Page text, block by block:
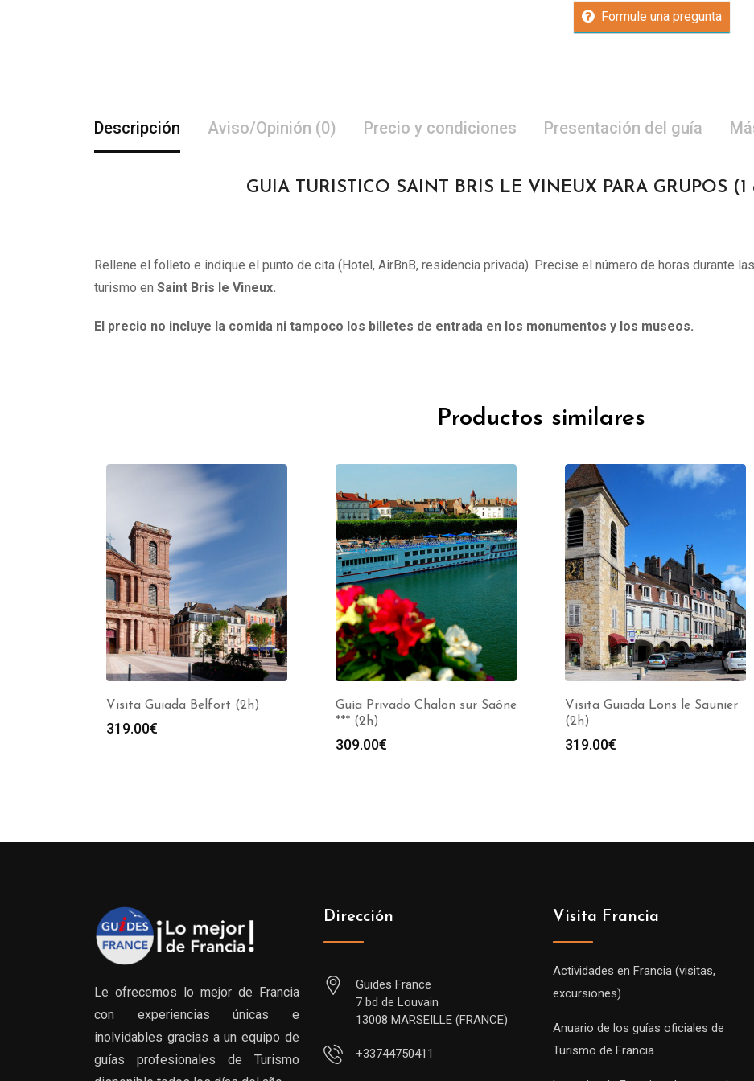
Formule una pregunta
Descripción Aviso/Opinión (0) Precio y condiciones Presentación del guía
GUIA TURISTICO SAINT BRIS LE VINEUX PARA GRUPOS
Rellene el folleto e indique el punto de cita (Hotel, AirBnB, residencia privada). Precise el número de horas durante
turismo en Saint Bris le Vineux.
El precio no incluye la comida ni tampoco los billetes de entrada en los monumentos y los museos.
Productos similares
Visita Guiada Belfort (2h)
319.00€
Guía Privado Chalon sur Saône
*** (2h)
309.00€
Visita Guiada Lons le Saunier
(2h)
319.00€
Le ofrecemos lo mejor de Francia
con experiencias únicas e
inolvidables gracias a un equipo de
guías profesionales de Turismo
Dirección
Guides France
7 bd de Louvain
13008 MARSEILLE (FRANCE)
+33744750411
Visita Francia
Actividades en Francia (visitas,
excursiones)
Anuario de los guías oficiales de
Turismo de Francia